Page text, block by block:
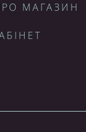
МАГАЗИН